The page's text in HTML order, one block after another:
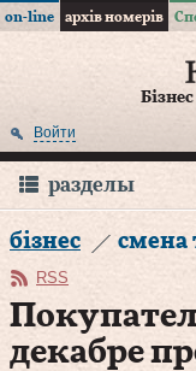
on-line архів номерів
Войти
разделы
бізнес смена
RSS
декабре